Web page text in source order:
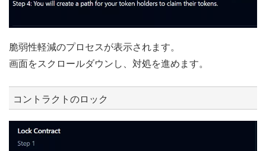
脆弱性軽減のプロセスが表示されます。
画面をスクロールダウンし、対処を進めます。
コントラクトのロック